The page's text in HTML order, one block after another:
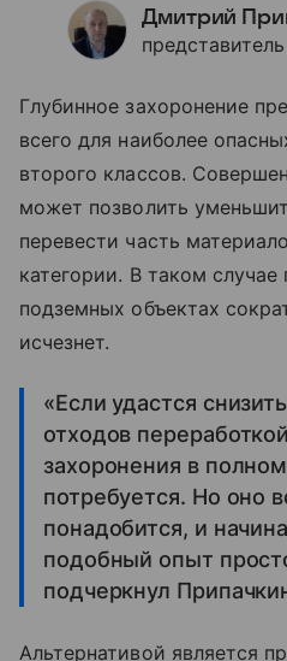
Дмитрий
Глубинное захоронение
всего для наиболее
второго классов.
может позволить
перевести часть
категории. В таком случае
подземных объектах
исчезнет.
«Если удастся
отходов
захоронения в
потребуется. Но оно
понадобится, и
подобный опыт
подчеркнул
Альтернативой является